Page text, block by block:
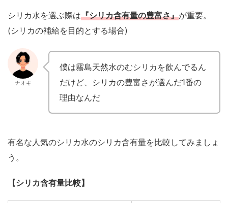
シリカ水を選ぶ際は『シリカ含有量の豊富さ』が重要。
(シリカの補給を目的とする場合)
ナオキ
僕は霧島天然水のむシリカを飲んでるん
だけど、シリカの豊富さが選んだ1番の
理由なんだ
有名な人気のシリカ水のシリカ含有量を比較してみましょ
う。
【シリカ含有量比較】